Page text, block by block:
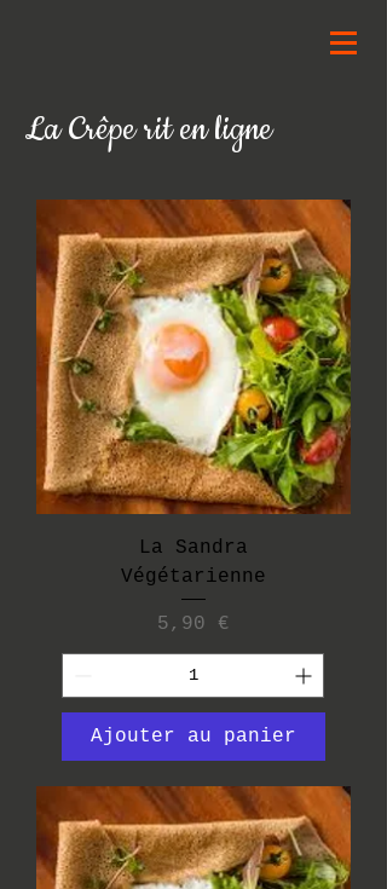
La Crêpe rit en ligne
La Sandra
Végétarienne
Prix
5,90 €
Ajouter au panier